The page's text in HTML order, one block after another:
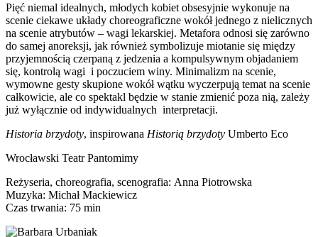
Pięć niemal idealnych, młodych kobiet obsesyjnie wykonuje na
scenie ciekawe układy choreograficzne wokół jednego z nielicznych
na scenie atrybutów – wagi lekarskiej. Metafora odnosi się zarówno
do samej anoreksji, jak również symbolizuje miotanie się między
przyjemnością czerpaną z jedzenia a kompulsywnym objadaniem
się, kontrolą wagi i poczuciem winy. Minimalizm na scenie,
wymowne gesty skupione wokół wątku wyczerpują temat na scenie
całkowicie, ale co spektakl będzie w stanie zmienić poza nią, zależy
już wyłącznie od indywidualnych interpretacji.
Historia brzydoty, inspirowana Historią brzydoty Umberto Eco
Wrocławski Teatr Pantomimy
Reżyseria, choreografia, scenografia: Anna Piotrowska
Muzyka: Michał Mackiewicz
Czas trwania: 75 min